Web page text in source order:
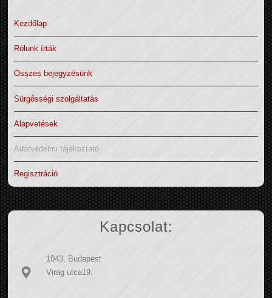
Kezdőlap
Rólunk írták
Összes bejegyzésünk
Sürgősségi szolgáltatás
Alapvetések
Adatvédelmi tájékoztató
Regisztráció
Kapcsolat:
1043, Budapest
Virág utca19.